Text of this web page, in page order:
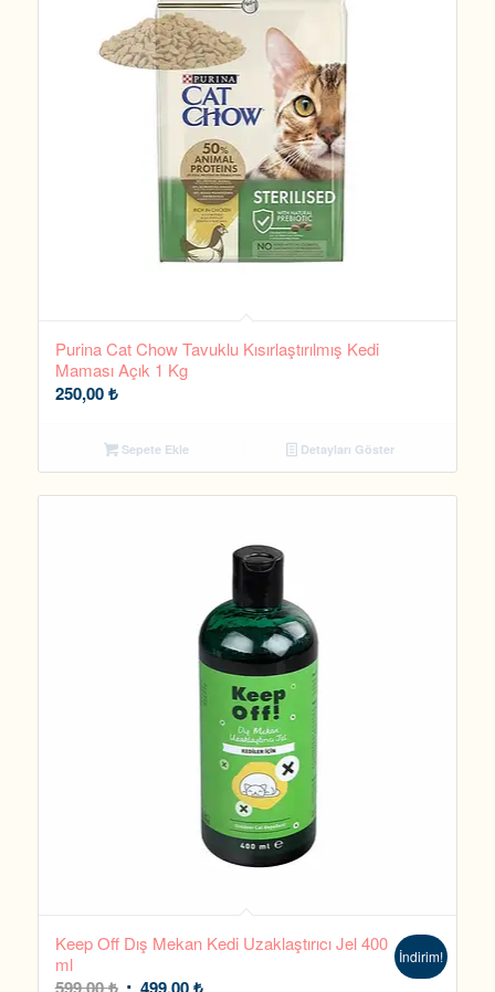
Purina Cat Chow Tavuklu Kısırlaştırılmış Kedi
Maması Açık 1 Kg
250,00₺
Sepete Ekle Detayları Göster
Keep Off Dış Mekan Kedi Uzaklaştırıcı Jel 400
ml
599,00₺ Orijinal
499,00₺Şu
İndirim!